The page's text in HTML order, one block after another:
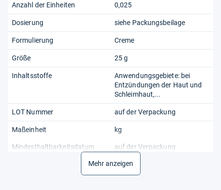
Anzahl der Einheiten 0,025
Dosierung siehe Packungsbeilage
Formulierung Creme
Größe 25 g
Inhaltsstoffe
Anwendungsgebiete: bei
Entzündungen der Haut und
Schleimhaut,...
LOT Nummer auf der Verpackung
Maßeinheit kg
Mindesthaltbarkeitsdatum auf der Verpackung
Ja
Mehr anzeigen